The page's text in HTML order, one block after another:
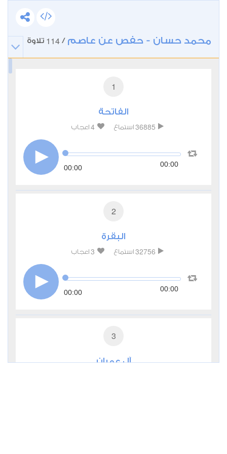
محمد حسان - حفص عن عاصم /
114 تلاوة
1
الفاتحة
36885 استماع 4 اعجاب
00:00 00:00
2
البقرة
32756 استماع 3 اعجاب
00:00 00:00
3
آل عمران